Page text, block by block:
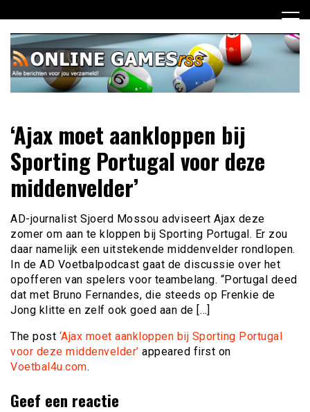
naar
inhoud
Online Games RSS
verzameld
‘Ajax moet aankloppen bij
Sporting Portugal voor deze
middenvelder’
AD-journalist Sjoerd Mossou adviseert Ajax deze
zomer om aan te kloppen bij Sporting Portugal. Er zou
daar namelijk een uitstekende middenvelder rondlopen.
In de AD Voetbalpodcast gaat de discussie over het
opofferen van spelers voor teambelang. “Portugal deed
dat met Bruno Fernandes, die steeds op Frenkie de
Jong klitte en zelf ook goed aan de […]
The post ‘Ajax moet aankloppen bij Sporting Portugal
voor deze middenvelder’ appeared first on
Voetbal4u.com.
Geef een reactie